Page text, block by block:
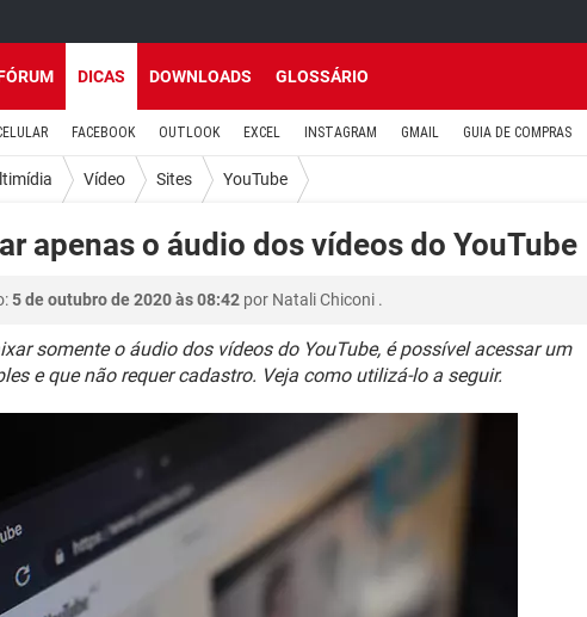
DICAS DOWNLOADS GLOSSÁRIO
FACEBOOK OUTLOOK EXCEL INSTAGRAM GMAIL GUIA DE COMPRAS
Vídeo Sites YouTube
apenas o áudio dos vídeos do YouTube
5 de outubro de 2020 às 08:42 por Natali Chiconi .
somente o áudio dos vídeos do YouTube, é possível acessar um
e que não requer cadastro. Veja como utilizá-lo a seguir.